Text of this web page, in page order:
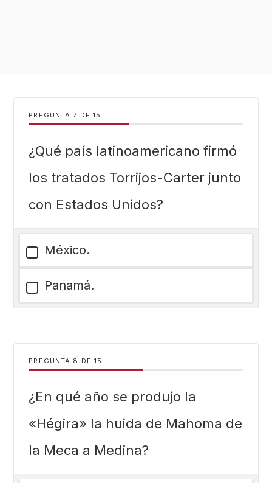
PREGUNTA DE 15
¿Qué país latinoamericano firmó
los tratados Torrijos-Carter junto
con Estados Unidos?
México.
Panamá.
PREGUNTA DE 15
¿En qué año se produjo la
«Hégira» la huida de Mahoma de
la Meca a Medina?